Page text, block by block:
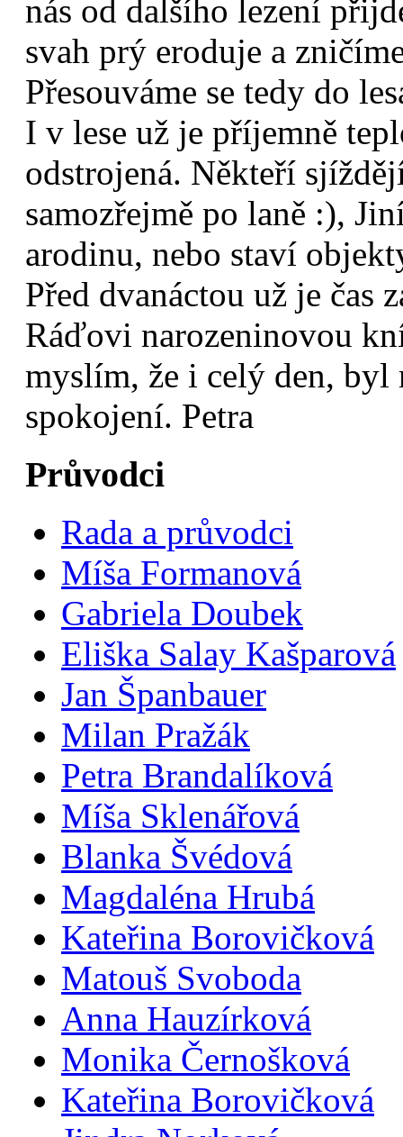
nás od dalšího lezení
svah prý eroduje a
Přesouváme se tedy do
I v lese už je příjemně
odstrojená. Někteří
samozřejmě po laně :),
arodinu, nebo staví
Před dvanáctou už je čas
Ráďovi narozeninovou
myslím, že i celý den,
spokojení. Petra
Průvodci
Rada a průvodci
Míša Formanová
Gabriela Doubek
Eliška Salay Kašparová
Jan Španbauer
Milan Pražák
Petra Brandalíková
Míša Sklenářová
Blanka Švédová
Magdaléna Hrubá
Kateřina Borovičková
Matouš Svoboda
Anna Hauzírková
Monika Černošková
Kateřina Borovičková